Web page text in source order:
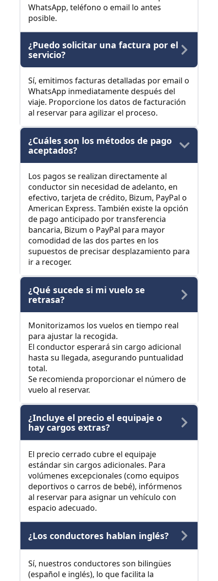
WhatsApp, teléfono o email lo antes
posible.
¿Puedo solicitar una factura por el
servicio?
Sí, emitimos facturas detalladas por email o
WhatsApp inmediatamente después del
viaje. Proporcione los datos de facturación
al reservar para agilizar el proceso.
¿Cuáles son los métodos de pago
aceptados?
Los pagos se realizan directamente al
conductor sin necesidad de adelanto, en
efectivo, tarjeta de crédito, Bizum, PayPal o
American Express. También existe la opción
de pago anticipado por transferencia
bancaria, Bizum o PayPal para mayor
comodidad de las dos partes en los
supuestos de precisar desplazamiento para
ir a recoger.
¿Qué sucede si mi vuelo se
retrasa?
Monitorizamos los vuelos en tiempo real
para ajustar la recogida.
El conductor esperará sin cargo adicional
hasta su llegada, asegurando puntualidad
total.
Se recomienda proporcionar el número de
vuelo al reservar.
¿Incluye el precio el equipaje o
hay cargos extras?
El precio cerrado cubre el equipaje
estándar sin cargos adicionales. Para
volúmenes excepcionales (como equipos
deportivos o carros de bebé), infórmenos
al reservar para asignar un vehículo con
espacio adecuado.
¿Los conductores hablan inglés?
Sí, nuestros conductores son bilingües
(español e inglés), lo que facilita la